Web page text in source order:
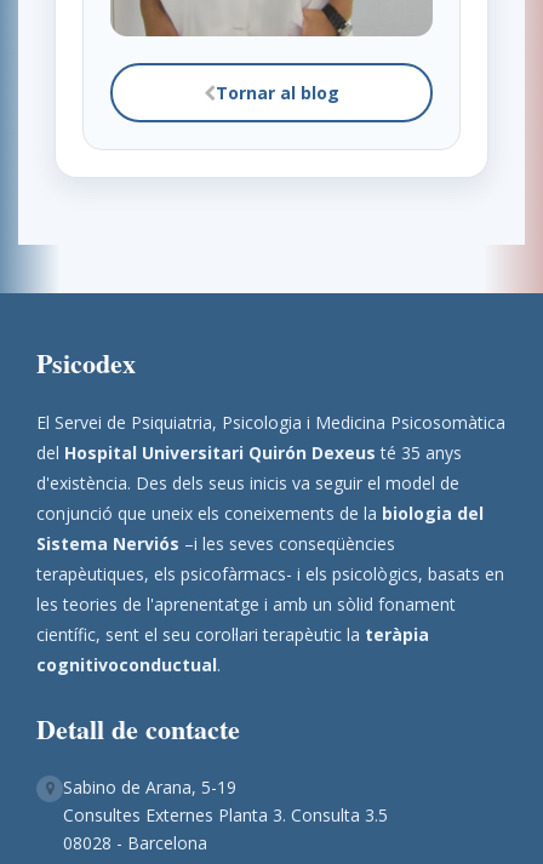
Tornar al blog
Psicodex
El Servei de Psiquiatria, Psicologia i Medicina Psicosomàtica
del Hospital Universitari Quirón Dexeus té 35 anys
d'existència. Des dels seus inicis va seguir el model de
conjunció que uneix els coneixements de la biologia del
Sistema Nerviós –i les seves conseqüències
terapèutiques, els psicofàrmacs- i els psicològics, basats en
les teories de l'aprenentatge i amb un sòlid fonament
científic, sent el seu corol·lari terapèutic la teràpia
cognitivoconductual.
Detall de contacte
Sabino de Arana, 5-19
Consultes Externes Planta 3. Consulta 3.5
08028 - Barcelona